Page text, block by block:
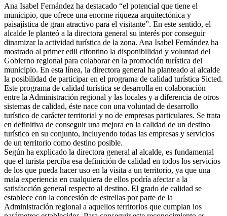
Ana Isabel Fernández ha destacado “el potencial que tiene el
municipio, que ofrece una enorme riqueza arquitectónica y
paisajística de gran atractivo para el visitante”. En este sentido, el
alcalde le planteó a la directora general su interés por conseguir
dinamizar la actividad turística de la zona. Ana Isabel Fernández ha
mostrado al primer edil cifontino la disponibilidad y voluntad del
Gobierno regional para colaborar en la promoción turística del
municipio. En esta línea, la directora general ha planteado al alcalde
la posibilidad de participar en el programa de calidad turística Sicted.
Este programa de calidad turística se desarrolla en colaboración
entre la Administración regional y las locales y a diferencia de otros
sistemas de calidad, éste nace con una voluntad de desarrollo
turístico de carácter territorial y no de empresas particulares. Se trata
en definitiva de conseguir una mejora en la calidad de un destino
turístico en su conjunto, incluyendo todas las empresas y servicios
de un territorio como destino posible.
Según ha explicado la directora general al alcalde, es fundamental
que el turista perciba esa definición de calidad en todos los servicios
de los que pueda hacer uso en la visita a un territorio, ya que una
mala experiencia en cualquiera de ellos podría afectar a la
satisfacción general respecto al destino. El grado de calidad se
establece con la concesión de estrellas por parte de la
Administración regional a aquellos territorios que cumplan los